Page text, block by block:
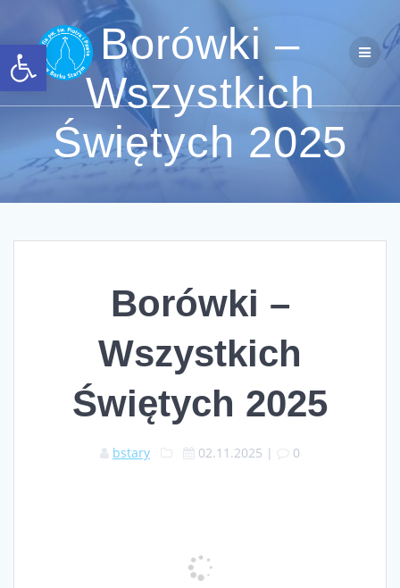
treści
Borówki –
Wszystkich
Świętych 2025
Borówki –
Wszystkich
Świętych 2025
bstary 02.11.2025 | 0
Otwórz pasek narzędzi